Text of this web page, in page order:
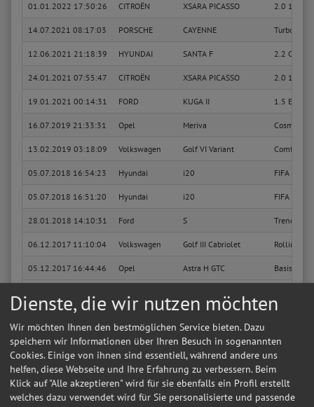
01.01.2022 17:50:26 CITROËN XSARA PICASSO 2.0 16V
14.07.2021 08:17:03 PORSCHE CAYENNE Turbo S 4.5
12.06.2021 21:18:39 HYUNDAI SANTA F 2.2 CRDi
24.01.2021 07:55:47 CITROËN XSARA PICASSO 2.0 16V
19.01.2021 00:14:31 FORD KUGA II 1.5
16.07.2019 21:33:31 Opel Meriva Cosmo
13.02.2019 03:18:09 Volkswagen Golf VI Variant
05.07.2018 16:54:23 Hyundai i20 FIFA WM
05.07.2018 16:51:20 Hyundai i20 FIFA WM
28.01.2018 14:10:31 Ford S Trend
06.12.2017 11:10:04 Volkswagen Golf III Cabriolet Rolling
05.12.2017 16:44:46 Opel Astra H GTC Basis
31.08.2017 16:52:46
Sie suchen in Westerstede eine günstige Werkstatt? Anfrage jetzt stellen
09.08.2017 17:02:27 BMW Baureihe 3 Touring
29.03.2017 21:25:02 Volkswagen Golf V Lim Trendline
Dienste, die wir nutzen möchten
Wir möchten Ihnen den bestmöglichen Service bieten. Dazu
speichern wir Informationen über Ihren Besuch in sogenannten
Cookies. Einige von ihnen sind essentiell, während andere uns
helfen, diese Webseite und Ihre Erfahrung zu verbessern. Beim
Klick auf "Alle akzeptieren" wird für sie ebenfalls ein Profil erstellt
welches dazu verwendet wird für Sie personalisierte und passende